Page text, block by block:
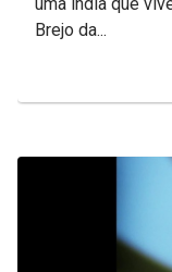
Brejo da...